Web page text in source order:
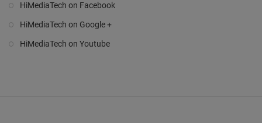
HiMediaTech on Facebook
HiMediaTech on Google +
HiMediaTech on Youtube